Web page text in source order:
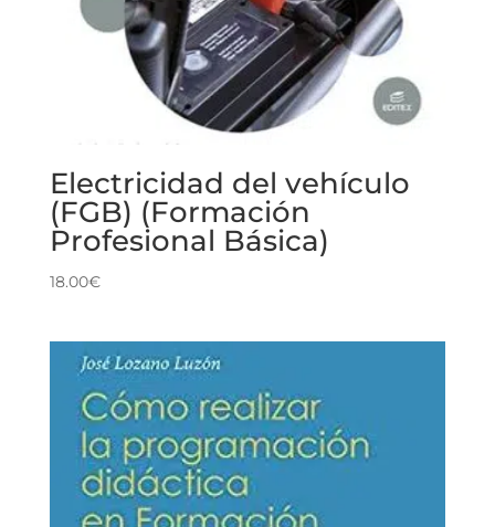
Electricidad del vehículo
(FGB) (Formación
Profesional Básica)
18.00€